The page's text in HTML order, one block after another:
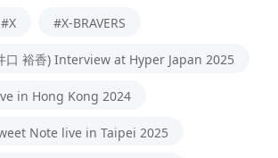
#X #X-BRAVERS
口 裕香) Interview at Hyper Japan 2025
in Hong Kong 2024
Note live in Taipei 2025